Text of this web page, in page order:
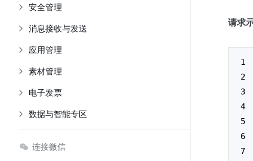
安全管理
消息接收与发送
应用管理
素材管理
电子发票
数据与智能专区
连接微信
请求